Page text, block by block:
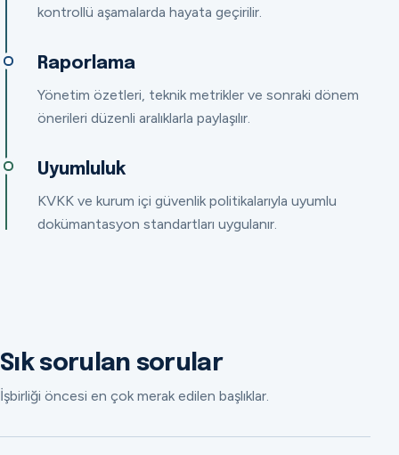
kontrollü aşamalarda hayata geçirilir.
Raporlama
Yönetim özetleri, teknik metrikler ve sonraki dönem
önerileri düzenli aralıklarla paylaşılır.
Uyumluluk
KVKK ve kurum içi güvenlik politikalarıyla uyumlu
dokümantasyon standartları uygulanır.
Sık sorulan sorular
İşbirliği öncesi en çok merak edilen başlıklar.